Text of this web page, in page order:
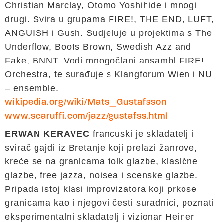
Christian Marclay, Otomo Yoshihide i mnogi
drugi. Svira u grupama FIRE!, THE END, LUFT,
ANGUISH i Gush. Sudjeluje u projektima s The
Underflow, Boots Brown, Swedish Azz and
Fake, BNNT. Vodi mnogočlani ansambl FIRE!
Orchestra, te surađuje s Klangforum Wien i NU
– ensemble.
wikipedia.org/wiki/Mats_Gustafsson
www.scaruffi.com/jazz/gustafss.html
ERWAN KERAVEC francuski je skladatelj i
svirač gajdi iz Bretanje koji prelazi žanrove,
kreće se na granicama folk glazbe, klasične
glazbe, free jazza, noisea i scenske glazbe.
Pripada istoj klasi improvizatora koji prkose
granicama kao i njegovi česti suradnici, poznati
eksperimentalni skladatelj i vizionar Heiner